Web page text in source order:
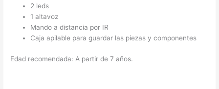
2 leds
1 altavoz
Mando a distancia por IR
Caja apilable para guardar las piezas y componentes
Edad recomendada: A partir de 7 años.